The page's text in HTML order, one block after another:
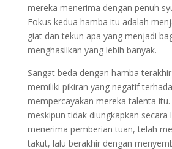
mereka menerima dengan penuh
Fokus kedua hamba itu adalah
giat dan tekun apa yang menjadi
menghasilkan yang lebih banyak.
Sangat beda dengan hamba
memiliki pikiran yang negatif
mempercayakan mereka talenta
meskipun tidak diungkapkan secara
menerima pemberian tuan, telah
takut, lalu berakhir dengan